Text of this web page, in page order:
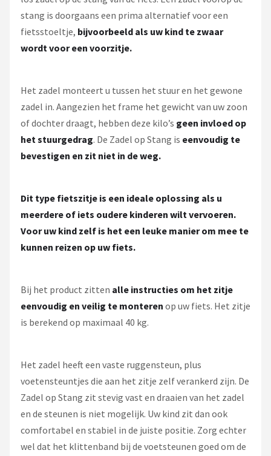
stang is doorgaans een prima alternatief voor een
fietsstoeltje, bijvoorbeeld als uw kind te zwaar
wordt voor een voorzitje.
Het zadel monteert u tussen het stuur en het gewone
zadel in. Aangezien het frame het gewicht van uw zoon
of dochter draagt, hebben deze kilo’s geen invloed op
het stuurgedrag. De Zadel op Stang is eenvoudig te
bevestigen en zit niet in de weg.
Dit type fietszitje is een ideale oplossing als u
meerdere of iets oudere kinderen wilt vervoeren.
Voor uw kind zelf is het een leuke manier om mee te
kunnen reizen op uw fiets.
Bij het product zitten alle instructies om het zitje
eenvoudig en veilig te monteren op uw fiets. Het zitje
is berekend op maximaal 40 kg.
Het zadel heeft een vaste ruggensteun, plus
voetensteuntjes die aan het zitje zelf verankerd zijn. De
Zadel op Stang zit stevig vast en draaien van het zadel
en de steunen is niet mogelijk. Uw kind zit dan ook
comfortabel en stabiel in de juiste positie. Zorg echter
wel dat het klittenband bij de voetsteunen goed om de